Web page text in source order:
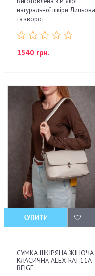
натуральної шкіри. Лицьова
та зворот..
1540 грн.
КУПИТИ
СУМКА ШКІРЯНА ЖІНОЧА
КЛАСИЧНА ALEX RAI 11A
BEIGE